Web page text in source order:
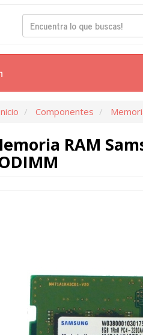
Componentes
RAM